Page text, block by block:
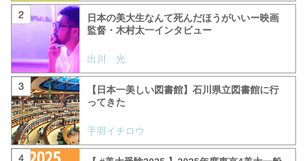
日本の美大生なんて死んだほうがいいー映画
監督・木村太一インタビュー
出川 光
【日本一美しい図書館】石川県立図書館に行
ってきた
手羽イチロウ